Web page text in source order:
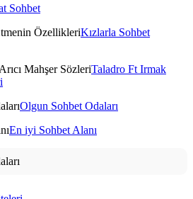
Sohbet
Kızlarla Sohbet
Taladro Ft Irmak
Olgun Sohbet Odaları
En iyi Sohbet Alanı